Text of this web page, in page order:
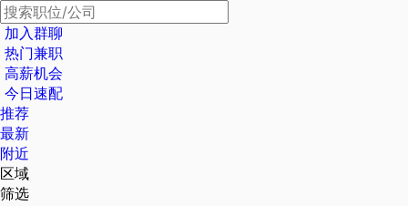
加入群聊
热门兼职
高薪机会
今日速配
推荐
最新
附近
区域
筛选